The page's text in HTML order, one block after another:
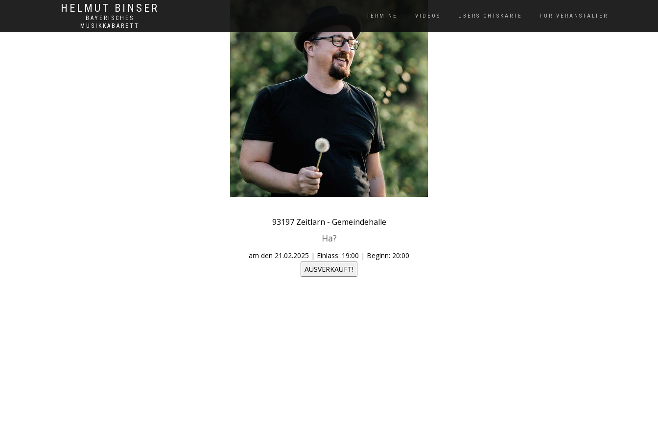
HELMUT BINSER
BAYERISCHES
MUSIKKABARETT
TERMINE VIDEOS ÜBERSICHTSKARTE FÜR VERANSTALTER
93197 Zeitlarn - Gemeindehalle
Ha?
am den 21.02.2025 | Einlass: 19:00 | Beginn: 20:00
AUSVERKAUFT!